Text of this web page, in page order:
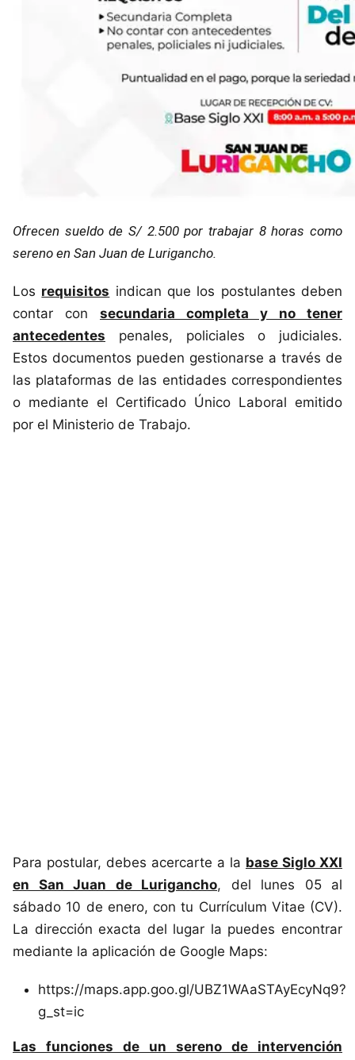
Ofrecen sueldo de S/ 2.500 por trabajar 8 horas como
sereno en San Juan de Lurigancho.
Los requisitos indican que los postulantes deben
contar con secundaria completa y no tener
antecedentes penales, policiales o judiciales.
Estos documentos pueden gestionarse a través de
las plataformas de las entidades correspondientes
o mediante el Certificado Único Laboral emitido
por el Ministerio de Trabajo.
Para postular, debes acercarte a la base Siglo XXI
en San Juan de Lurigancho, del lunes 05 al
sábado 10 de enero, con tu Currículum Vitae (CV).
La dirección exacta del lugar la puedes encontrar
mediante la aplicación de Google Maps:
https://maps.app.goo.gl/UBZ1WAaSTAyEcyNq9?
g_st=ic
Las funciones de un sereno de intervención